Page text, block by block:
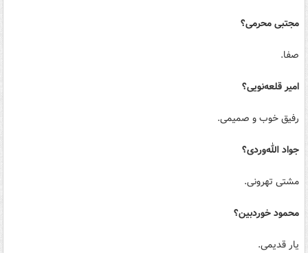
مجتبی محرمی؟
صفا.
امیر قلعه‌نویی؟
رفیق خوب و صمیمی.
جواد الله‌وردی؟
مشتی تهرونی.
محمود خوردبین؟
یار قدیمی.